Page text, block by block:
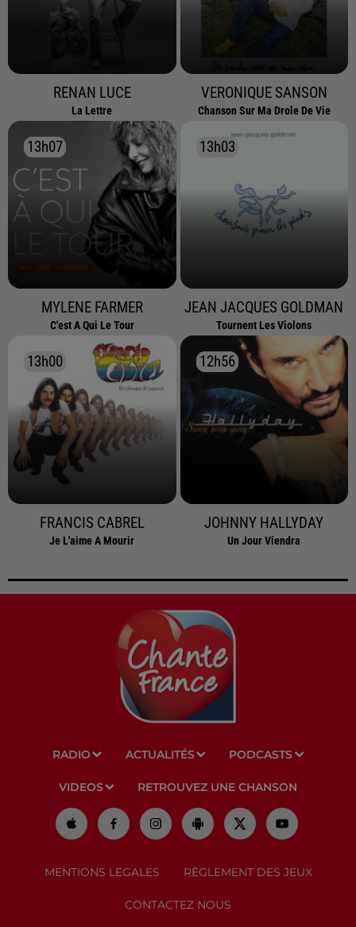
RENAN LUCE
La Lettre
VERONIQUE SANSON
Chanson Sur Ma Drole De Vie
13h07
13h07
MYLENE FARMER
C'est A Qui Le Tour
13h03
13h03
JEAN JACQUES GOLDMAN
Tournent Les Violons
13h00
13h00
FRANCIS CABREL
Je L'aime A Mourir
12h56
12h56
JOHNNY HALLYDAY
Un Jour Viendra
RADIO ACTUALITÉS PODCASTS
VIDEOS RETROUVEZ UNE CHANSON
MENTIONS LEGALES RÈGLEMENT DES JEUX
CONTACTEZ NOUS